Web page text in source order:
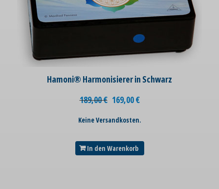
Hamoni® Harmonisierer in Schwarz
189,00€ 169,00€
Keine Versandkosten.
In den Warenkorb